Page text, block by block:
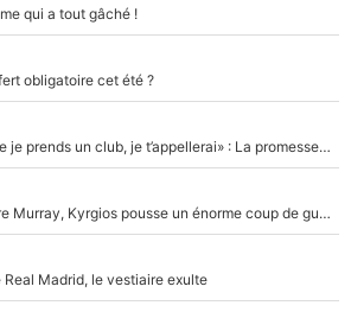
qui a tout gâché !
obligatoire cet été ?
Mercato - OM - «Dès que je prends un club, je t’appellerai» : La promesse de Marcelino au moment de claquer la porte
Victime de racisme contre Murray, Kyrgios pousse un énorme coup de gueule !
Madrid, le vestiaire exulte